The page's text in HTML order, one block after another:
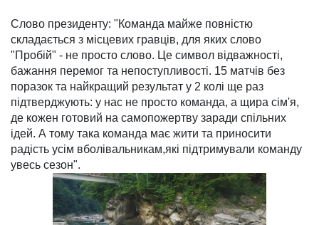
Слово президенту: "Команда майже повністю
складається з місцевих гравців, для яких слово
"Пробій" - не просто слово. Це символ відважності,
бажання перемог та непоступливості. 15 матчів без
поразок та найкращий результат у 2 колі ще раз
підтверджують: у нас не просто команда, а щира сім'я,
де кожен готовий на самопожертву заради спільних
ідей. А тому така команда має жити та приносити
радість усім вболівальникам,які підтримували команду
увесь сезон".